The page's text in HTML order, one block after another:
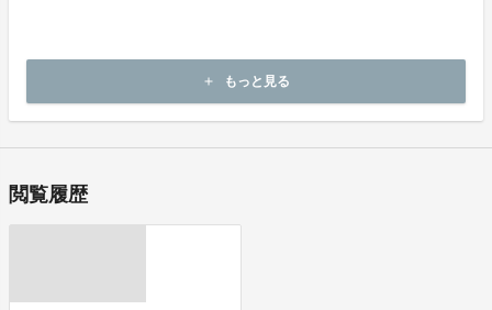
本プロジェクトは実行確約型です。
add もっと見る
閲覧履歴